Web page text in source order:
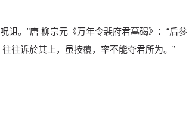
诅。”唐 柳宗元《万年令裴府君墓碣》：“后参
往诉於其上，虽按覆，率不能夺君所为。”